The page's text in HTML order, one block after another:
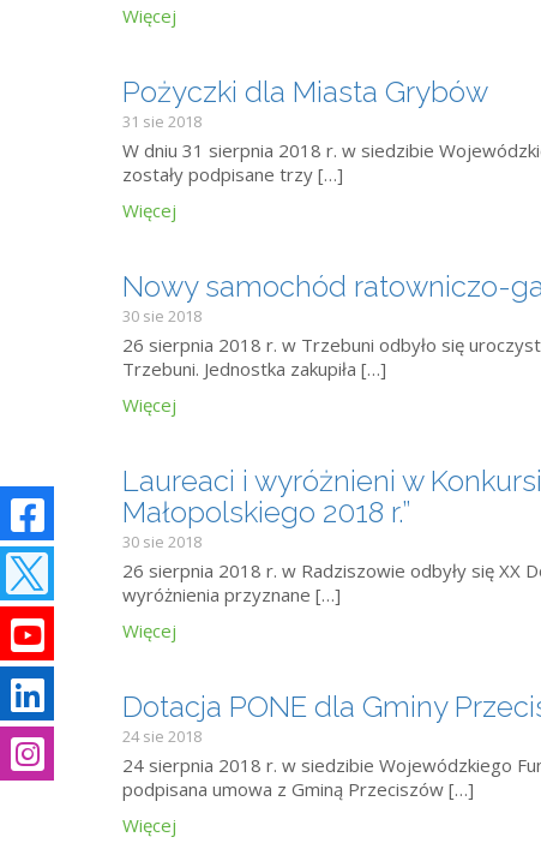
Więcej
Pożyczki dla Miasta Grybów
31 sie 2018
W dniu 31 sierpnia 2018 r. w siedzibie
zostały podpisane trzy […]
Więcej
Nowy samochód ratowniczo-
30 sie 2018
26 sierpnia 2018 r. w Trzebuni odbyło się
Trzebuni. Jednostka zakupiła […]
Więcej
Laureaci i wyróżnieni w
Małopolskiego 2018 r.”
30 sie 2018
26 sierpnia 2018 r. w Radziszowie odbyły się XX
wyróżnienia przyznane […]
Więcej
Dotacja PONE dla Gminy
24 sie 2018
24 sierpnia 2018 r. w siedzibie Wojewódzkiego
podpisana umowa z Gminą Przeciszów […]
Więcej